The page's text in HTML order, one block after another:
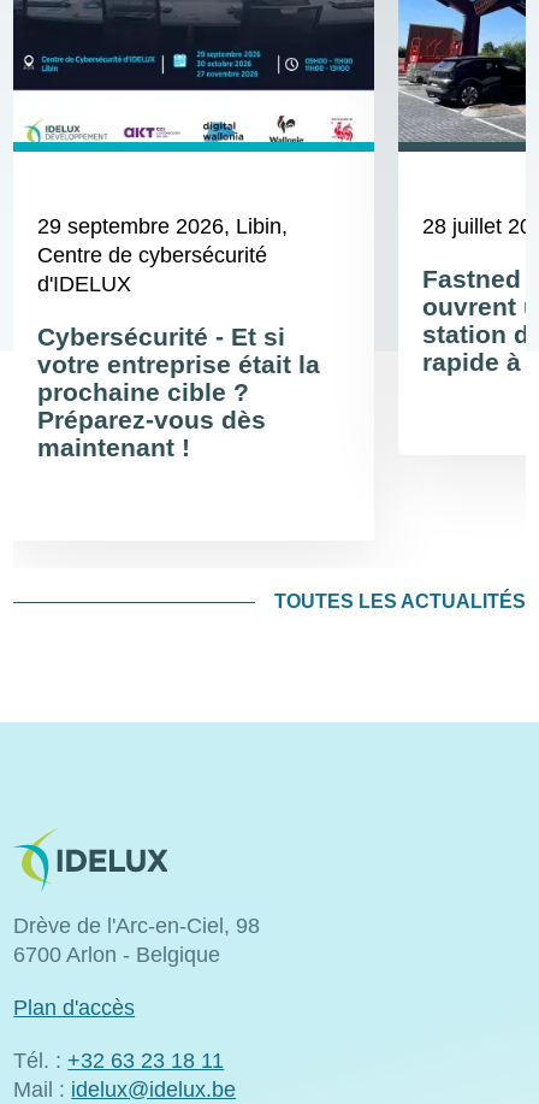
29 septembre 2026, Libin,
Centre de cybersécurité
d'IDELUX
Cybersécurité - Et si
votre entreprise était la
prochaine cible ?
Préparez-vous dès
maintenant !
28 juillet
Fastned
ouvrent
station
rapide à
TOUTES LES ACTUALITÉS
Image
Drève de l'Arc-en-Ciel, 98
6700 Arlon - Belgique
Plan d'accès
Tél. : +32 63 23 18 11
Mail : idelux@idelux.be